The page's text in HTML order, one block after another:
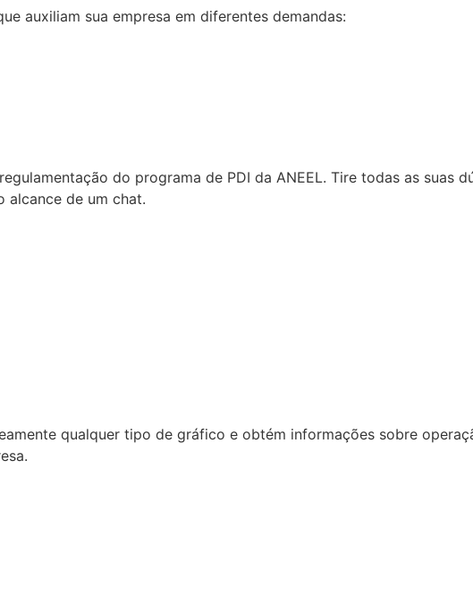
auxiliam sua empresa em diferentes demandas:
do programa de PDI da ANEEL. Tire todas as suas
alcance de um chat.
qualquer tipo de gráfico e obtém informações sobre